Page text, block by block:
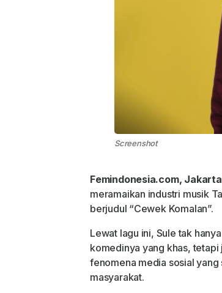
Screenshot
Femindonesia.com, Jakarta
meramaikan industri musik
berjudul “Cewek Komalan”.
Lewat lagu ini, Sule tak
komedinya yang khas,
fenomena media sosial
masyarakat.